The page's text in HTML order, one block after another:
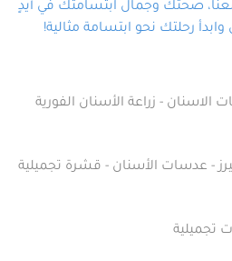
صحتك وجمال ابتسامتك في أيدٍ
رحلتك نحو ابتسامة مثالية!
الاسنان - زراعة الأسنان الفورية
- عدسات الأسنان - قشرة تجميلية